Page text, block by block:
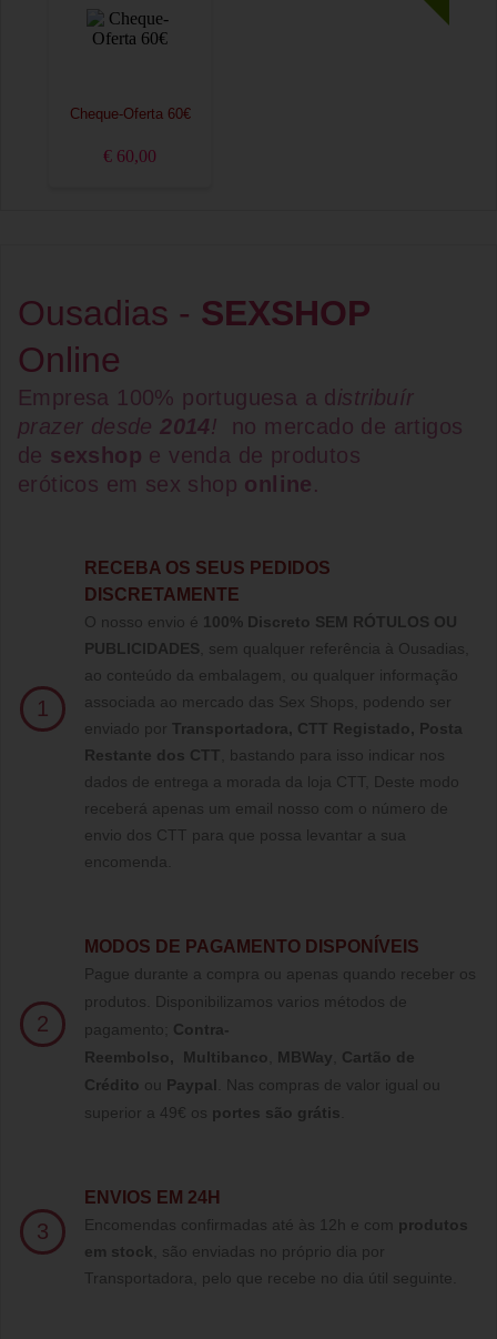
Cheque-Oferta 60€
€ 60,00
Ousadias - SEXSHOP
Online
Empresa 100% portuguesa a d istribuír
prazer desde2014!
no mercado de artigos
de sexshop e venda de produtos
eróticos em sex shop online.
1
RECEBA OS SEUS PEDIDOS
DISCRETAMENTE
O nosso envio é 100% Discreto SEM RÓTULOS OU
PUBLICIDADES , sem qualquer referência à Ousadias,
ao conteúdo da embalagem, ou qualquer informação
associada ao mercado das Sex Shops, podendo ser
enviado por Transportadora, CTT Registado, Posta
Restante dos CTT , bastando para isso indicar nos
dados de entrega a morada da loja CTT, Deste modo
receberá apenas um email nosso com o número de
envio dos CTT para que possa levantar a sua
encomenda.
2
MODOS DE PAGAMENTO DISPONÍVEIS
Pague durante a compra ou apenas quando receber os
produtos. Disponibilizamos varios métodos de
pagamento; Contra-
Reembolso, Multibanco MBWay
Cartão de
Crédito ou Paypal
Nas compras de valor igual ou
superior a 49€ os portes são grátis
3
ENVIOS EM 24H
Encomendas confirmadas até às 12h e com produtos
em stock , são enviadas no próprio dia por
Transportadora, pelo que recebe no dia útil seguinte.